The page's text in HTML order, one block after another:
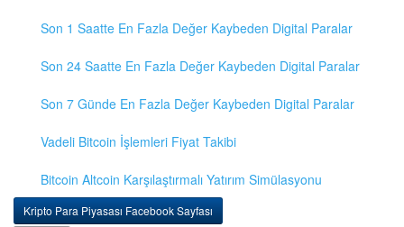
Son 1 Saatte En Fazla Değer Kaybeden Digital Paralar
Son 24 Saatte En Fazla Değer Kaybeden Digital Paralar
Son 7 Günde En Fazla Değer Kaybeden Digital Paralar
Vadeli Bitcoin İşlemleri Fiyat Takibi
Bitcoin Altcoin Karşılaştırmalı Yatırım Simülasyonu
Kripto Para Piyasası Facebook Sayfası